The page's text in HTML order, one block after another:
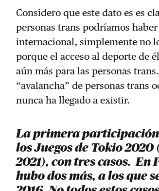
Considero que este dato es es
personas trans podríamos
internacional, simplemente no
porque el acceso al deporte de
aún más para las personas
“avalancha” de personas trans
nunca ha llegado a existir.
La primera participación
los Juegos de Tokio 2020
2021), con tres casos. En
hubo dos más, a los que